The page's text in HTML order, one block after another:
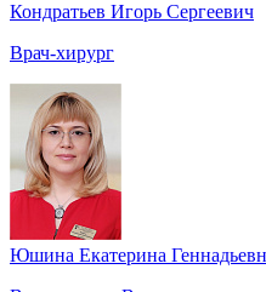
Кондратьев Игорь Сергеевич
Врач-хирург
Юшина Екатерина